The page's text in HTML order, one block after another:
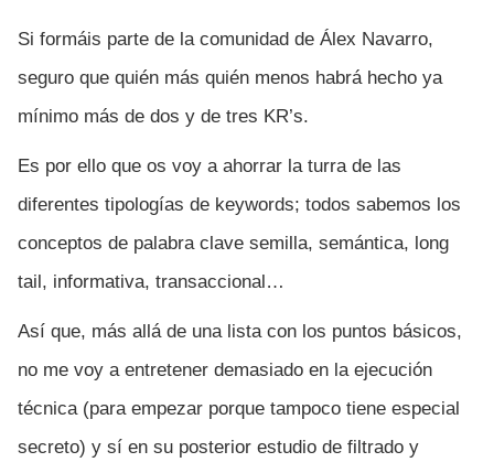
Si formáis parte de la comunidad de Álex Navarro,
seguro que quién más quién menos habrá hecho ya
mínimo más de dos y de tres KR’s.
Es por ello que os voy a ahorrar la turra de las
diferentes tipologías de keywords; todos sabemos los
conceptos de palabra clave semilla, semántica, long
tail, informativa, transaccional…
Así que, más allá de una lista con los puntos básicos,
no me voy a entretener demasiado en la ejecución
técnica (para empezar porque tampoco tiene especial
secreto) y sí en su posterior estudio de filtrado y